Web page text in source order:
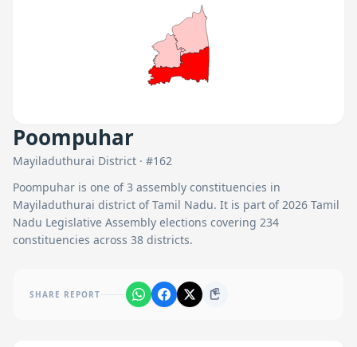
Poompuhar
Mayiladuthurai District · #162
Poompuhar is one of3 assembly constituencies in
Mayiladuthurai district of Tamil Nadu. It is part of 2026 Tamil
Nadu Legislative Assembly elections covering 234
constituencies across 38 districts.
SHARE REPORT